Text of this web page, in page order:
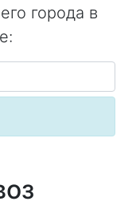
города в